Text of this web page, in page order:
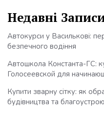
Недавні
Автокурси у Василькові:
безпечного водіння
Автошкола Константа-ГС:
Голосеевской для
Купити зварну сітку: як
будівництва та благоустрою